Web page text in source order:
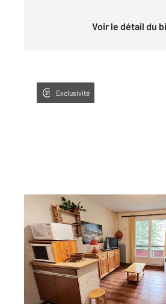
Voir le détail du
Exclusivité
RISOUL 05
25 m2, 1 pièce
Ref : 921
Appartement Studio à
124 000 €